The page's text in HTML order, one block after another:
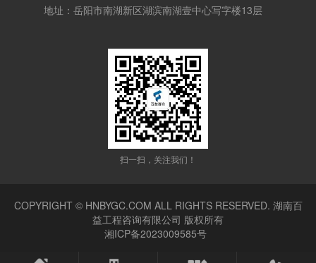
地址：岳阳市南湖新区湖滨南湖壹中心写字楼13层
扫一扫，关注我们！
COPYRIGHT © HNBYGC.COM ALL RIGHTS RESERVED. 湖南百
益工程咨询有限公司 版权所有
湘ICP备2023009585号